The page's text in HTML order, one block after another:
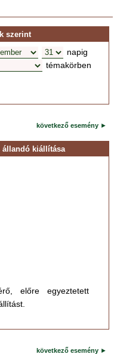
szerint
napig
témakörben
következő esemény ►
állandó kiállítása
előre egyeztetett
következő esemény ►